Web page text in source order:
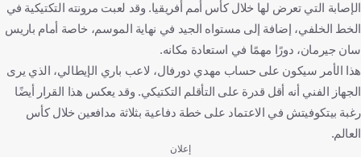
الإصابة التي تعرض لها خلال كأس أمم أفريقيا. وقد لعبت مرونته التكتيكية في
الخط الخلفي، إضافة إلى مستواه الجيد في نهاية الموسم، خاصة أمام باريس
سان جيرمان، دورًا مهمًا في استعادة مكانه.
هذا الأمر سيكون على حساب مهدي دورفال، لاعب باري الإيطالي، الذي يرى
الجهاز الفني أنه أقل قدرة على التأقلم التكتيكي. وقد يعكس هذا القرار أيضًا
رغبة بيتكوفيتش في الاعتماد على خطة دفاعية بثلاثة مدافعين خلال كأس
العالم.
إعلان